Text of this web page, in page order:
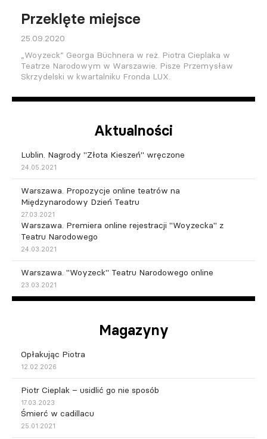
Przeklęte miejsce
25.09.2020
„Woyzeck” Georga Büchnera w reż. Piotra Cieplaka w
Teatrze Narodowym w Warszawie. Pisze Przemysław
Skrzydelski w kwartalniku Fronda LUX.
Aktualności
Lublin. Nagrody "Złota Kieszeń" wręczone
24.05.2021
Warszawa. Propozycje online teatrów na
Międzynarodowy Dzień Teatru
27.03.2021
Warszawa. Premiera online rejestracji "Woyzecka" z
Teatru Narodowego
24.03.2021
Warszawa. "Woyzeck" Teatru Narodowego online
23.03.2021
Magazyny
Opłakując Piotra
12.02.2026
Piotr Cieplak – usidlić go nie sposób
17.03.2023
Śmierć w cadillacu
25.01.2021